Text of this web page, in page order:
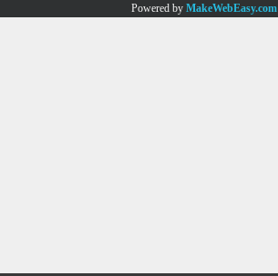
Powered by MakeWebEasy.com